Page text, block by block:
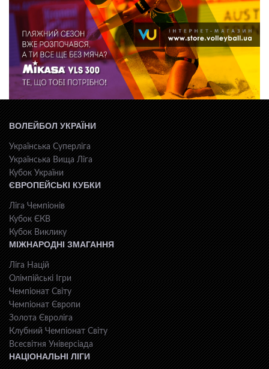
ВОЛЕЙБОЛ УКРАЇНИ
Українська Суперліга
Українська Вища Ліга
Кубок України
ЄВРОПЕЙСЬКІ КУБКИ
Ліга Чемпіонів
Кубок ЄКВ
Кубок Виклику
МІЖНАРОДНІ ЗМАГАННЯ
Ліга Націй
Олімпійські Ігри
Чемпіонат Світу
Чемпіонат Європи
Золота Євроліга
Клубний Чемпіонат Світу
Всесвiтня Унiверсiaда
НАЦІОНАЛЬНІ ЛІГИ